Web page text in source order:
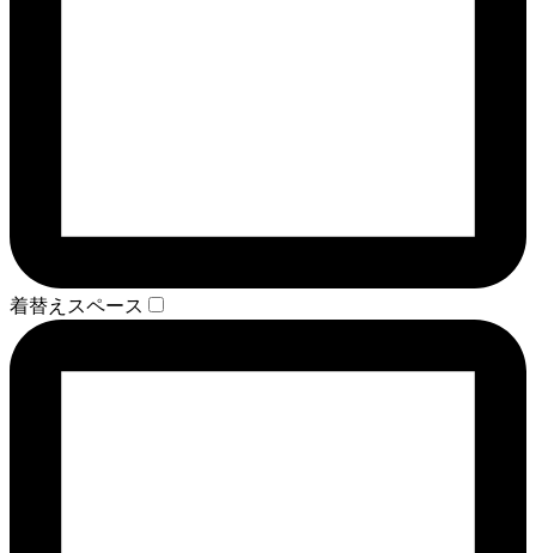
着替えスペース